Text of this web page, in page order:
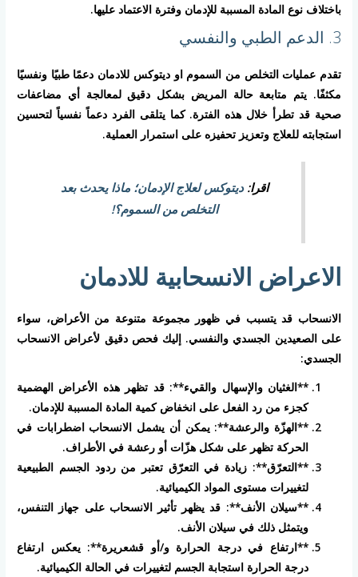
باختلاف نوع المادة المسببة للإدمان وفترة الاعتماد عليها.
3. الدعم الطبي والنفسي
تقدم عمليات التخلص من السموم او ديتوكس للادمان دعمًا طبيًا ونفسيًا
مكثفًا. يتم متابعة حالة المريض بشكل دقيق لمعالجة أي مضاعفات
صحية قد تطرأ خلال هذه الفترة. كما يتلقى الفرد دعماً نفسياً لتحسين
استجابته للعلاج وتعزيز تحفيزه على استمرار العملية.
اقرا:ديتوكس لعلاج الإدمان؛ ماذا يحدث بعد
التخلص من السموم؟!
الاعراض الانسحابية للادمان
الانسحاب قد يتسبب في ظهور مجموعة متنوعة من الأعراض، سواء
على الصعيدين الجسدي والنفسي. إليك فحص دقيق لأعراض الانسحاب
الجسدي:
**الغثيان والإسهال والقيء**: قد تظهر هذه الأعراض الهضمية
كجزء من رد الفعل على انخفاض كمية المادة المسببة للإدمان.
**الهزّة والرعشة**: يمكن أن يشمل الانسحاب اضطرابات في
الحركة تظهر على شكل هزّات أو رعشة في الأطراف.
**التعرّق**: زيادة في التعرّق تعتبر من ردود الجسم الطبيعية
لتغييرات مستوى المواد الكيميائية.
**سيلان الأنف**: قد يظهر تأثير الانسحاب على جهاز التنفس،
ويتمثل ذلك في سيلان الأنف.
**ارتفاع في درجة الحرارة و/أو قشعريرة**: يعكس ارتفاع
درجة الحرارة استجابة الجسم لتغييرات في الحالة الكيميائية.